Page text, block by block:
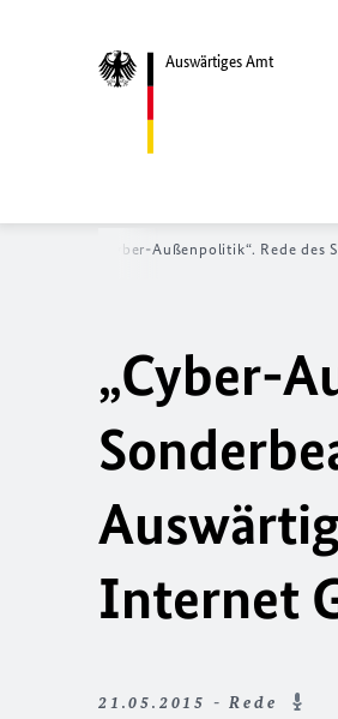
Auswärtiges Amt
„Cyber-Außenpolitik“. Rede
„Cyber-
Internet
21.05.2015 - Rede